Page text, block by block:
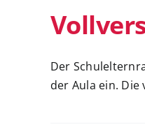
Der
der Aula ein.